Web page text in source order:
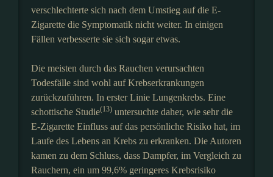
verschlechterte sich nach dem Umstieg auf die E-
Zigarette die Symptomatik nicht weiter. In einigen
Fällen verbesserte sie sich sogar etwas.
Die meisten durch das Rauchen verursachten
Todesfälle sind wohl auf Krebserkrankungen
zurückzuführen. In erster Linie Lungenkrebs. Eine
schottische Studie(13) untersuchte daher, wie sehr die
E-Zigarette Einfluss auf das persönliche Risiko hat, im
Laufe des Lebens an Krebs zu erkranken. Die Autoren
kamen zu dem Schluss, dass Dampfer, im Vergleich zu
Rauchern, ein um 99,6% geringeres Krebsrisiko